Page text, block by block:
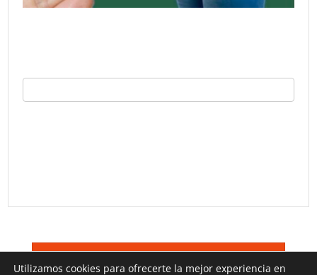
Utilizamos cookies para ofrecerte la mejor experiencia en